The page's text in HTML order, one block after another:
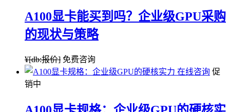
A100显卡能买到吗？企业级GPU采购
的现状与策略
¥[db:报价] 免费咨询
在线咨询 促
销中